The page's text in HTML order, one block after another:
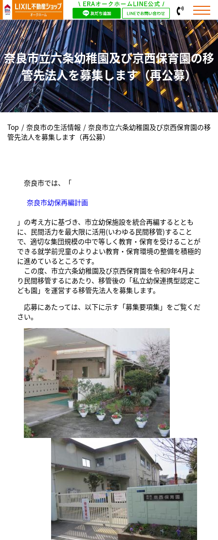
奈良市立六条幼稚園及び京西保育園の移
管先法人を募集します（再公募）
Top / 奈良市の生活情報 / 奈良市立六条幼稚園及び京西保育園の移
管先法人を募集します（再公募）
奈良市では、「
奈良市幼保再編計画
」の考え方に基づき、市立幼保施設を統合再編するととも
に、民間活力を最大限に活用(いわゆる民間移管)すること
で、適切な集団規模の中で等しく教育・保育を受けることが
できる就学前児童のよりよい教育・保育環境の整備を積極的
に進めているところです。
この度、市立六条幼稚園及び京西保育園を令和9年4月よ
り民間移管するにあたり、移管後の「私立幼保連携型認定こ
ども園​」を運営する移管先法人を募集します。
応募にあたっては、以下に示す「募集要項集」をご覧くだ
さい。